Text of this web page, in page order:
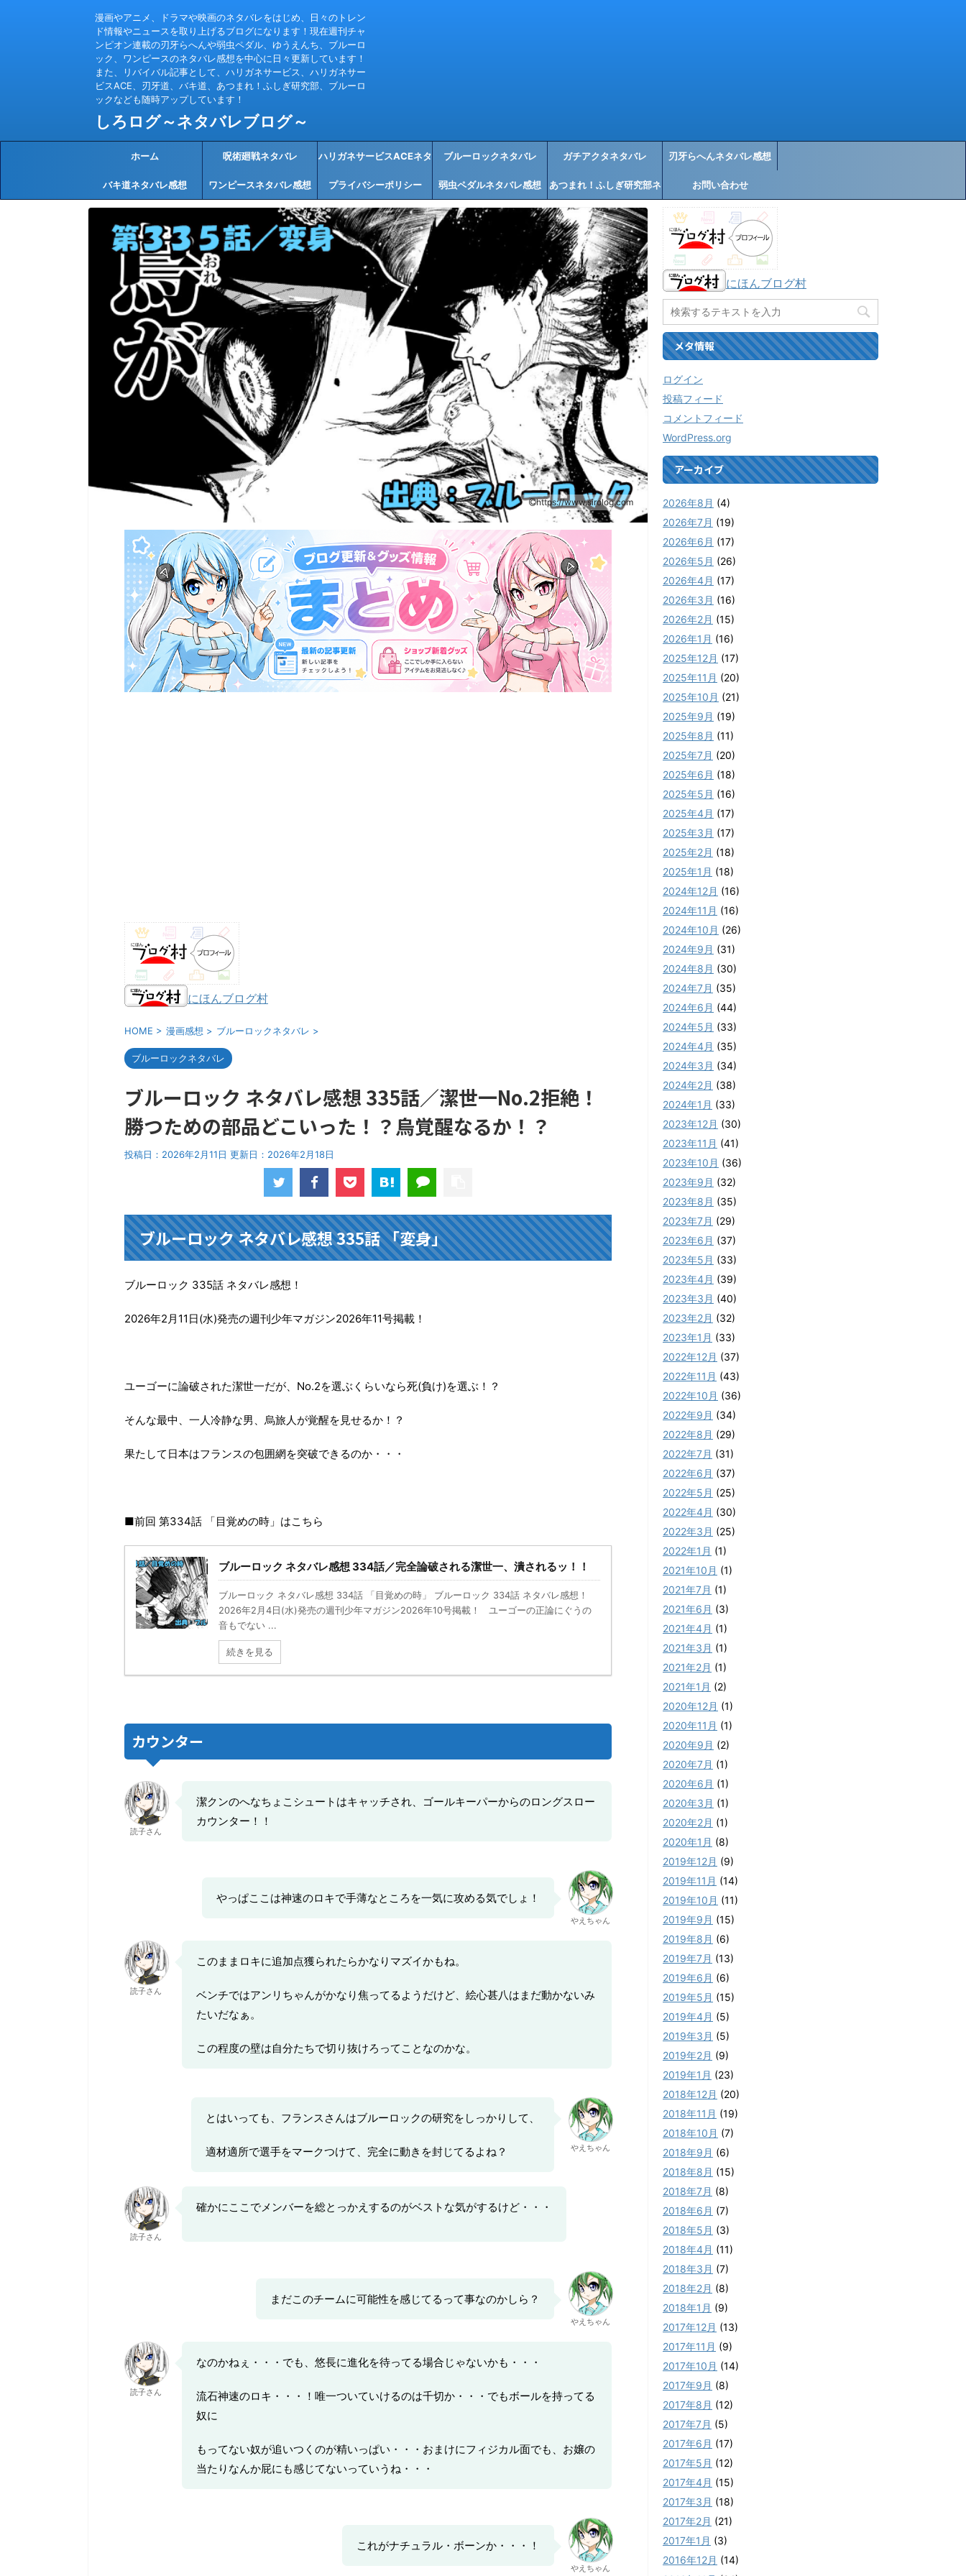
漫画やアニメ、ドラマや映画のネタバレをはじめ、日々のトレン
ド情報やニュースを取り上げるブログになります！現在週刊チャ
ンピオン連載の刃牙らへんや弱虫ペダル、ゆうえんち、ブルーロ
ック、ワンピースのネタバレ感想を中心に日々更新しています！
また、リバイバル記事として、ハリガネサービス、ハリガネサー
ビスACE、刃牙道、バキ道、あつまれ！ふしぎ研究部、ブルーロ
ックなども随時アップしています！
しろログ～ネタバレブログ～
ホーム 呪術廻戦ネタバレ ハリガネサービスACEネタ
バレ感想
ブルーロックネタバレ ガチアクタネタバレ 刃牙らへんネタバレ感想
バキ道ネタバレ感想 ワンピースネタバレ感想 プライバシーポリシー 弱虫ペダルネタバレ感想 あつまれ！ふしぎ研究部ネ
タバレ感想
お問い合わせ
https://www.sirolog.com
にほんブログ村
HOME > 漫画感想 > ブルーロックネタバレ >
ブルーロックネタバレ
ブルーロック ネタバレ感想 335話／潔世一No.2拒絶！
勝つための部品どこいった！？烏覚醒なるか！？
投稿日：2026年2月11日 更新日： 2026年2月18日
ブルーロック ネタバレ感想 335話 「変身」
ブルーロック 335話 ネタバレ感想！
2026年2月11日(水)発売の週刊少年マガジン2026年11号掲載！
ユーゴーに論破された潔世一だが、No.2を選ぶくらいなら死(負け)を選ぶ！？
そんな最中、一人冷静な男、烏旅人が覚醒を見せるか！？
果たして日本はフランスの包囲網を突破できるのか・・・
■前回 第334話 「目覚めの時」はこちら
ブルーロック ネタバレ感想 334話／完全論破される潔世一、潰されるッ！！
ブルーロック ネタバレ感想 334話 「目覚めの時」 ブルーロック 334話 ネタバレ感想！
2026年2月4日(水)発売の週刊少年マガジン2026年10号掲載！ ユーゴーの正論にぐうの
音もでない ...
続きを見る
カウンター
読子さん
潔クンのへなちょこシュートはキャッチされ、ゴールキーパーからのロングスロー
カウンター！！
やっぱここは神速のロキで手薄なところを一気に攻める気でしょ！
やえちゃん
読子さん
このままロキに追加点獲られたらかなりマズイかもね。
ベンチではアンリちゃんがかなり焦ってるようだけど、絵心甚八はまだ動かないみ
たいだなぁ。
この程度の壁は自分たちで切り抜けろってことなのかな。
とはいっても、フランスさんはブルーロックの研究をしっかりして、
適材適所で選手をマークつけて、完全に動きを封じてるよね？ やえちゃん
読子さん
確かにここでメンバーを総とっかえするのがベストな気がするけど・・・
まだこのチームに可能性を感じてるって事なのかしら？
やえちゃん
読子さん
なのかねぇ・・・でも、悠長に進化を待ってる場合じゃないかも・・・
流石神速のロキ・・・！唯一ついていけるのは千切か・・・でもボールを持ってる
奴に
もってない奴が追いつくのが精いっぱい・・・おまけにフィジカル面でも、お嬢の
当たりなんか屁にも感じてないっていうね・・・
これがナチュラル・ボーンか・・・！
やえちゃん
にほんブログ村
メタ情報
ログイン
投稿フィード
コメントフィード
WordPress.org
アーカイブ
2026年8月 (4)
2026年7月 (19)
2026年6月 (17)
2026年5月 (26)
2026年4月 (17)
2026年3月 (16)
2026年2月 (15)
2026年1月 (16)
2025年12月 (17)
2025年11月 (20)
2025年10月 (21)
2025年9月 (19)
2025年8月 (11)
2025年7月 (20)
2025年6月 (18)
2025年5月 (16)
2025年4月 (17)
2025年3月 (17)
2025年2月 (18)
2025年1月 (18)
2024年12月 (16)
2024年11月 (16)
2024年10月 (26)
2024年9月 (31)
2024年8月 (30)
2024年7月 (35)
2024年6月 (44)
2024年5月 (33)
2024年4月 (35)
2024年3月 (34)
2024年2月 (38)
2024年1月 (33)
2023年12月 (30)
2023年11月 (41)
2023年10月 (36)
2023年9月 (32)
2023年8月 (35)
2023年7月 (29)
2023年6月 (37)
2023年5月 (33)
2023年4月 (39)
2023年3月 (40)
2023年2月 (32)
2023年1月 (33)
2022年12月 (37)
2022年11月 (43)
2022年10月 (36)
2022年9月 (34)
2022年8月 (29)
2022年7月 (31)
2022年6月 (37)
2022年5月 (25)
2022年4月 (30)
2022年3月 (25)
2022年1月 (1)
2021年10月 (1)
2021年7月 (1)
2021年6月 (3)
2021年4月 (1)
2021年3月 (1)
2021年2月 (1)
2021年1月 (2)
2020年12月 (1)
2020年11月 (1)
2020年9月 (2)
2020年7月 (1)
2020年6月 (1)
2020年3月 (1)
2020年2月 (1)
2020年1月 (8)
2019年12月 (9)
2019年11月 (14)
2019年10月 (11)
2019年9月 (15)
2019年8月 (6)
2019年7月 (13)
2019年6月 (6)
2019年5月 (15)
2019年4月 (5)
2019年3月 (5)
2019年2月 (9)
2019年1月 (23)
2018年12月 (20)
2018年11月 (19)
2018年10月 (7)
2018年9月 (6)
2018年8月 (15)
2018年7月 (8)
2018年6月 (7)
2018年5月 (3)
2018年4月 (11)
2018年3月 (7)
2018年2月 (8)
2018年1月 (9)
2017年12月 (13)
2017年11月 (9)
2017年10月 (14)
2017年9月 (8)
2017年8月 (12)
2017年7月 (5)
2017年6月 (17)
2017年5月 (12)
2017年4月 (15)
2017年3月 (18)
2017年2月 (21)
2017年1月 (3)
2016年12月 (14)